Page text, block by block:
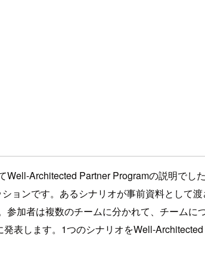
Architected Partner Programの説明でし
ョンです。あるシナリオが事前資料として
加者は複数のチームに分かれて、チームに
表します。1つのシナリオをWell-